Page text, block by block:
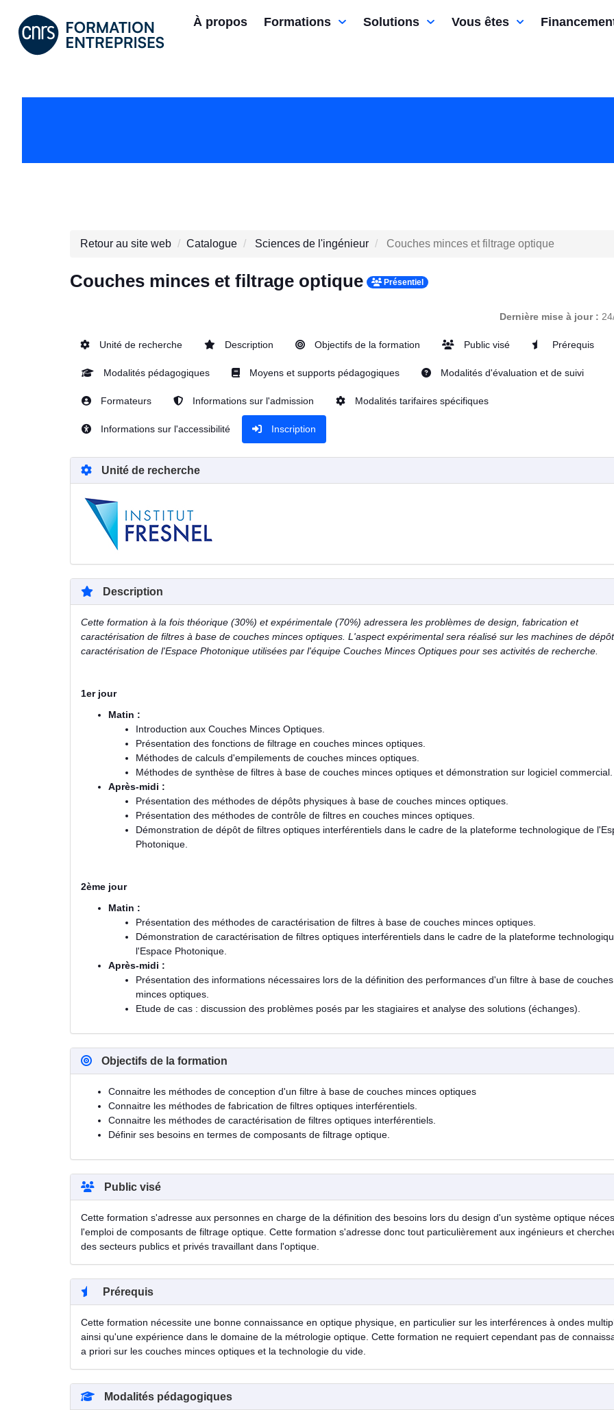
À propos Formations Solutions Vous êtes
Retour au site web Catalogue Sciences de l'ingénieur Couches minces et filtrage optique
Couches minces et filtrage optique Présentiel
Dernière mise à jour :
Unité de recherche Description Objectifs de la formation Public visé Prérequis
Modalités pédagogiques Moyens et supports pédagogiques Modalités d'évaluation et de suivi
Formateurs Informations sur l'admission Modalités tarifaires spécifiques
Informations sur l'accessibilité Inscription
Unité de recherche
Description
Cette formation à la fois théorique (30%) et expérimentale (70%) adressera les problèmes de design, fabrication et
caractérisation de filtres à base de couches minces optiques. L'aspect expérimental sera réalisé sur les machines de
caractérisation de l'Espace Photonique utilisées par l'équipe Couches Minces Optiques pour ses activités de recherche.
1er jour
Matin :
Introduction aux Couches Minces Optiques.
Présentation des fonctions de filtrage en couches minces optiques.
Méthodes de calculs d'empilements de couches minces optiques.
Méthodes de synthèse de filtres à base de couches minces optiques et démonstration sur logiciel commercial.
Après-midi :
Présentation des méthodes de dépôts physiques à base de couches minces optiques.
Présentation des méthodes de contrôle de filtres en couches minces optiques.
Démonstration de dépôt de filtres optiques interférentiels dans le cadre de la plateforme technologique de
Photonique.
2ème jour
Matin :
Présentation des méthodes de caractérisation de filtres à base de couches minces optiques.
Démonstration de caractérisation de filtres optiques interférentiels dans le cadre de la plateforme
l'Espace Photonique.
Après-midi :
Présentation des informations nécessaires lors de la définition des performances d'un filtre à base de couches
minces optiques.
Etude de cas : discussion des problèmes posés par les stagiaires et analyse des solutions (échanges).
Objectifs de la formation
Connaitre les méthodes de conception d'un filtre à base de couches minces optiques
Connaitre les méthodes de fabrication de filtres optiques interférentiels.
Connaitre les méthodes de caractérisation de filtres optiques interférentiels.
Définir ses besoins en termes de composants de filtrage optique.
Public visé
Cette formation s'adresse aux personnes en charge de la définition des besoins lors du design d'un système optique
l'emploi de composants de filtrage optique. Cette formation s'adresse donc tout particulièrement aux ingénieurs et
des secteurs publics et privés travaillant dans l'optique.
Prérequis
Cette formation nécessite une bonne connaissance en optique physique, en particulier sur les interférences à ondes
ainsi qu'une expérience dans le domaine de la métrologie optique. Cette formation ne requiert cependant pas de
a priori sur les couches minces optiques et la technologie du vide.
Modalités pédagogiques